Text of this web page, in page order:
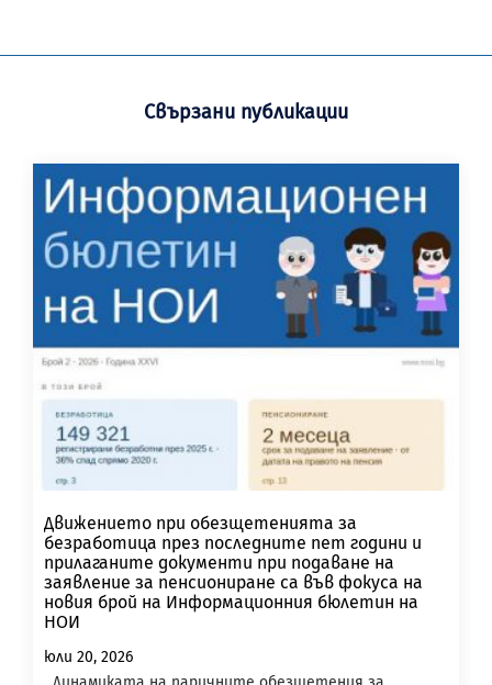
Свързани публикации
Движението при обезщетенията за
безработица през последните пет години и
прилаганите документи при подаване на
заявление за пенсиониране са във фокуса на
новия брой на Информационния бюлетин на
НОИ
юли 20, 2026